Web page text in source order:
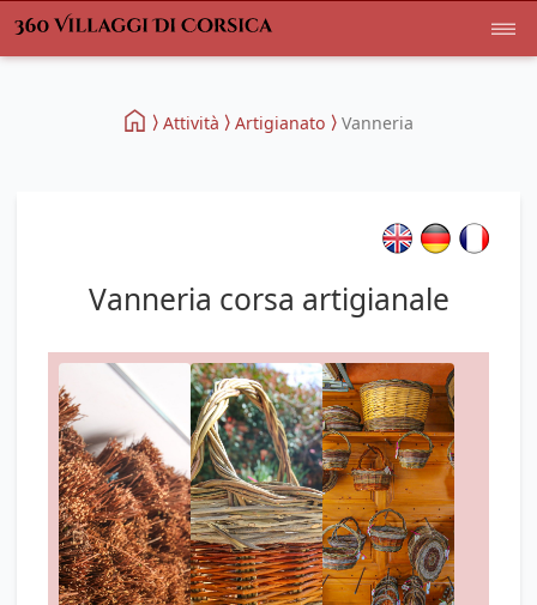
Attività Artigianato Vanneria
Vanneria corsa artigianale